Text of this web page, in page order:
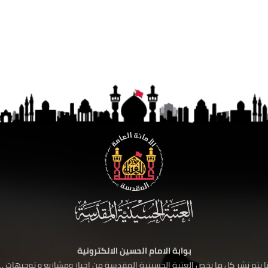
بوابة الامام الحسين الالكترونية